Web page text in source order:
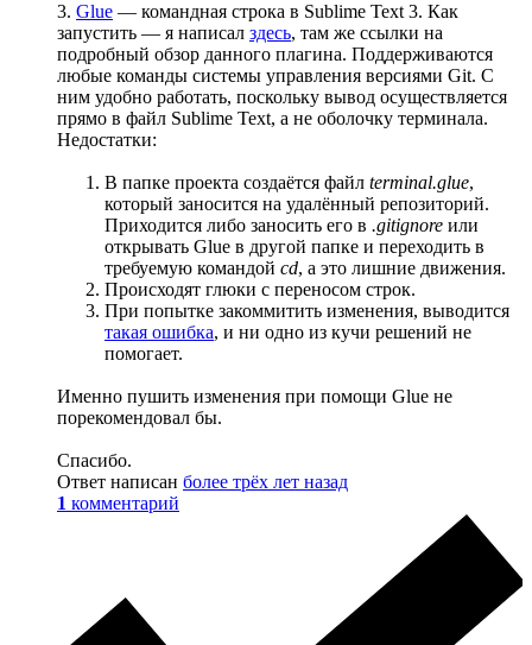
3. Glue — командная строка в Sublime Text 3. Как
запустить — я написал здесь, там же ссылки на
подробный обзор данного плагина. Поддерживаются
любые команды системы управления версиями Git. С
ним удобно работать, поскольку вывод осуществляется
прямо в файл Sublime Text, а не оболочку терминала.
Недостатки:
В папке проекта создаётся файл terminal.glue,
который заносится на удалённый репозиторий.
Приходится либо заносить его в .gitignore или
открывать Glue в другой папке и переходить в
требуемую командой cd, а это лишние движения.
Происходят глюки с переносом строк.
При попытке закоммитить изменения, выводится
такая ошибка, и ни одно из кучи решений не
помогает.
Именно пушить изменения при помощи Glue не
порекомендовал бы.
Спасибо.
Ответ написан более трёх лет назад
1 комментарий